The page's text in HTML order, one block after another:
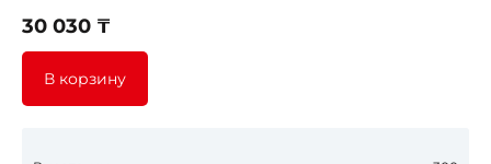
30 030 ₸
В корзину